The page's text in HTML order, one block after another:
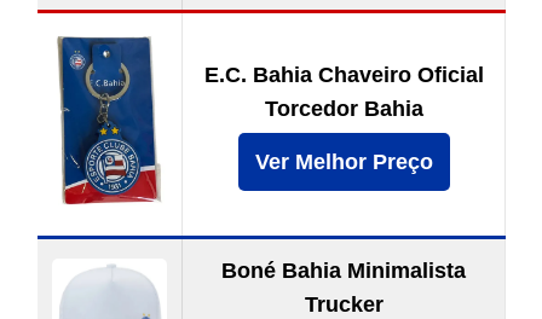
E.C. Bahia Chaveiro Oficial
Torcedor Bahia
Ver Melhor Preço
Boné Bahia Minimalista
Trucker